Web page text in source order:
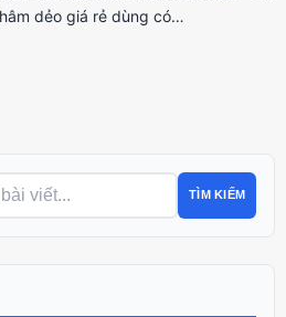
dẻo giá rẻ dùng có…
TÌM KIẾM